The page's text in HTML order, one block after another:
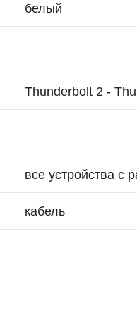
белый
Thunderbolt 2 -
все устройства с
кабель